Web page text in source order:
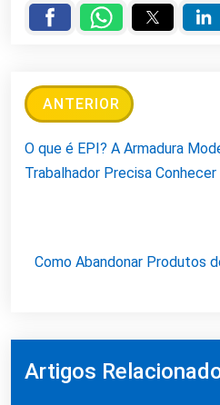
ANTERIOR
O que é EPI? A Armadura
Trabalhador Precisa Conhecer
Como Abandonar Produtos
Artigos